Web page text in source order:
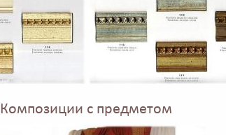
Композиции с предметом